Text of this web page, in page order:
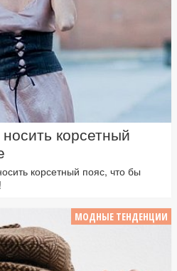
корсетный
корсетный пояс, что бы
МОДНЫЕ ТЕНДЕНЦИИ